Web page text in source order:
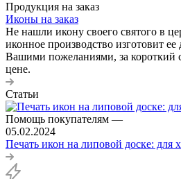
Продукция на заказ
Иконы на заказ
Не нашли икону своего святого в
иконное производство изготовит ее
Вашими пожеланиями, за короткий
цене.
Статьи
Помощь покупателям —
05.02.2024
Печать икон на липовой доске: для